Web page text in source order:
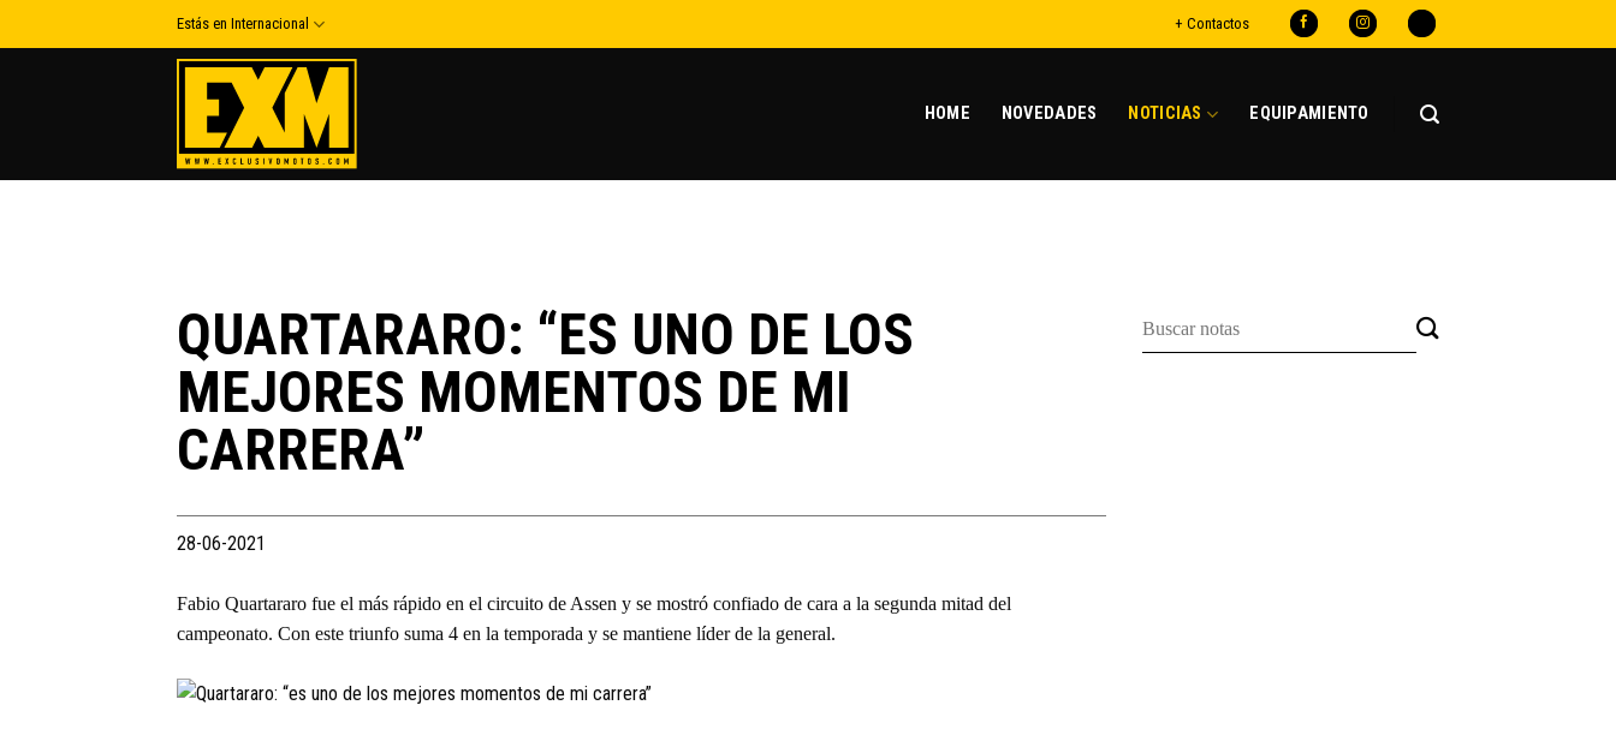
to
Estás en Internacional + Contactos
HOME NOVEDADES NOTICIAS EQUIPAMIENTO
QUARTARARO: “ES UNO DE LOS
MEJORES MOMENTOS DE MI
CARRERA”
28-06-2021
Fabio Quartararo fue el más rápido en el circuito de Assen y se mostró confiado de cara a la segunda mitad del
campeonato. Con este triunfo suma 4 en la temporada y se mantiene líder de la general.